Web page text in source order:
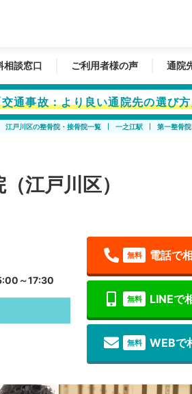
相談窓口 ご利用者様の声 通院
通事故：より良い通院先の選び
江戸川区の整骨院・接骨院一覧 一之江駅 第一整骨
江戸川区）
～17:30
無料 電話で
無料 LINEで
無料 WEBで